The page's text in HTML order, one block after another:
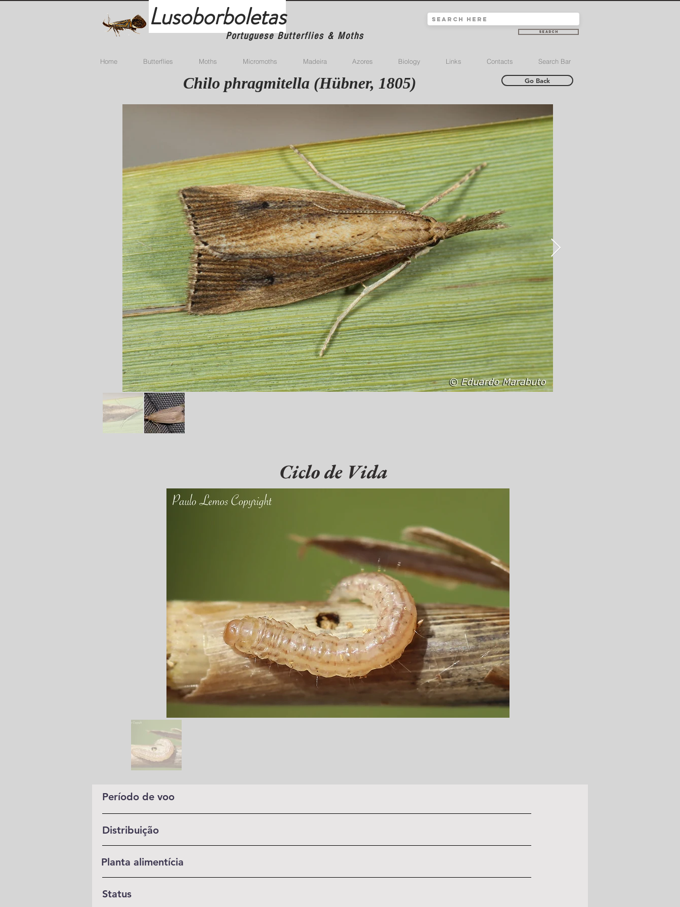
Lusoborboletas
Portuguese Butterflies & Moths Search
Home Butterflies Moths Micromoths Madeira Azores Biology Links Contacts Search Bar
Chilo phragmitella (Hübner, 1805) Go Back
Ciclo de Vida
Período de voo
Distribuição
Planta alimentícia
Status